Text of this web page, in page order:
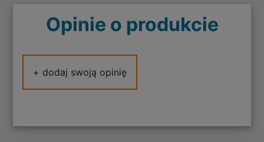
Opinie o produkcie
+ dodaj swoją opinię